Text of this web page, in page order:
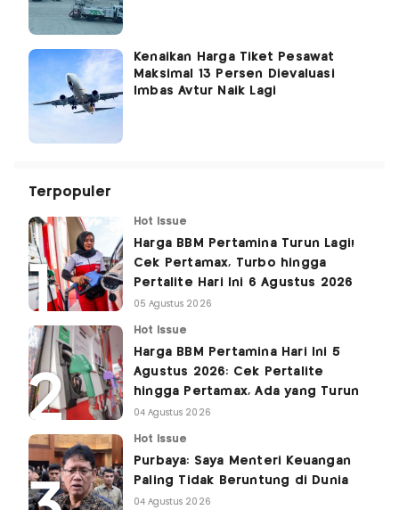
Kenaikan Harga Tiket Pesawat
Maksimal 13 Persen Dievaluasi
Imbas Avtur Naik Lagi
Terpopuler
Hot Issue
Harga BBM Pertamina Turun Lagi!
Cek Pertamax, Turbo hingga
Pertalite Hari Ini 6 Agustus 2026
05 Agustus 2026
Hot Issue
Harga BBM Pertamina Hari Ini 5
Agustus 2026: Cek Pertalite
hingga Pertamax, Ada yang Turun
04 Agustus 2026
Hot Issue
Purbaya: Saya Menteri Keuangan
Paling Tidak Beruntung di Dunia
04 Agustus 2026